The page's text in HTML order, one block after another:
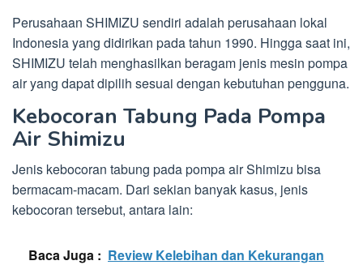
Perusahaan SHIMIZU sendiri adalah perusahaan lokal
Indonesia yang didirikan pada tahun 1990. Hingga saat ini,
SHIMIZU telah menghasilkan beragam jenis mesin pompa
air yang dapat dipilih sesuai dengan kebutuhan pengguna.
Kebocoran Tabung Pada Pompa
Air Shimizu
Jenis kebocoran tabung pada pompa air Shimizu bisa
bermacam-macam. Dari sekian banyak kasus, jenis
kebocoran tersebut, antara lain:
Baca Juga : Review Kelebihan dan Kekurangan